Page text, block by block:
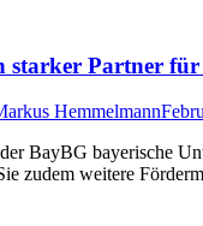
Partner
Hemmelmann
BayBG bayerische
zudem weitere